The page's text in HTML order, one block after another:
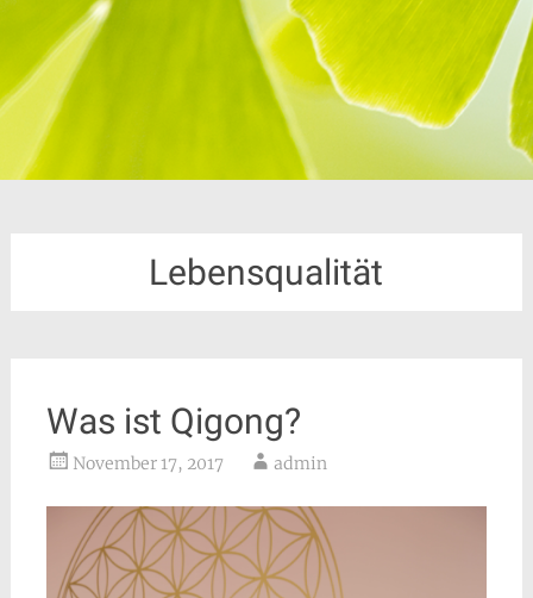
Lebensqualität
Was ist Qigong?
November 17, 2017 admin